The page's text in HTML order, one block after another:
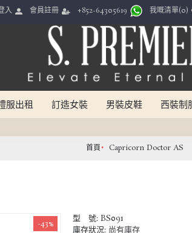
入 會員註冊 +852-64305619 我嘅清單(0)
服出租 訂造女裝 男裝皮鞋 西裝制
首頁 Capricorn Doctor AS
-43% 型 號: BS091
庫存狀況: 尚有庫存